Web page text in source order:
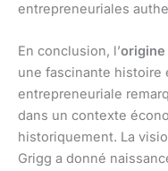
entrepreneuriales
En conclusion, l’origine
une fascinante
entrepreneuriale
dans un contexte
historiquement. La
Grigg a donné